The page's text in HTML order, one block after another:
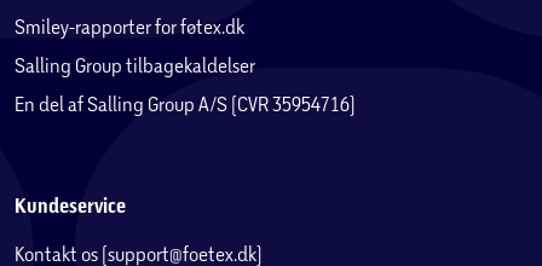
Smiley-rapporter for føtex.dk
Salling Group tilbagekaldelser
En del af Salling Group A/S (CVR 35954716)
Kundeservice
Kontakt os (support@foetex.dk)